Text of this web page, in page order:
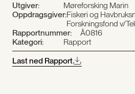
Utgiver:
Møreforsking Marin
Oppdragsgiver:Fiskeri og
Forskningsfond v/
Rapportnummer:
Å0816
Kategori:
Rapport
Last ned Rapport